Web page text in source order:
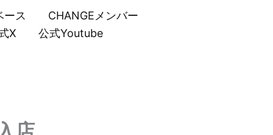
ース
CHANGEメンバー
X
公式Youtube